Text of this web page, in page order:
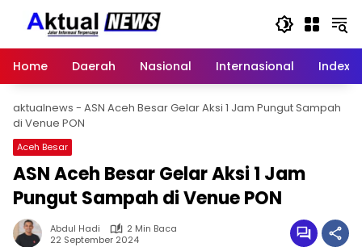
Home
Daerah Nasional Internasional Index
aktualnews - ASN Aceh Besar Gelar Aksi 1 Jam Pungut Sampah
di Venue PON
Aceh Besar
ASN Aceh Besar Gelar Aksi 1 Jam
Pungut Sampah di Venue PON
Abdul Hadi
2 Min Baca
22 September 2024